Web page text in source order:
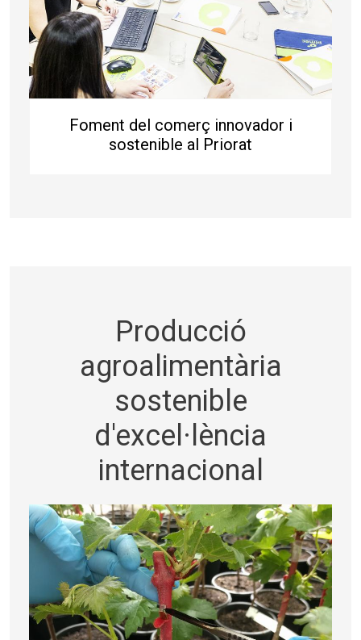
Foment del comerç innovador i
sostenible al Priorat
Producció
agroalimentària
sostenible
d'excel·lència
internacional